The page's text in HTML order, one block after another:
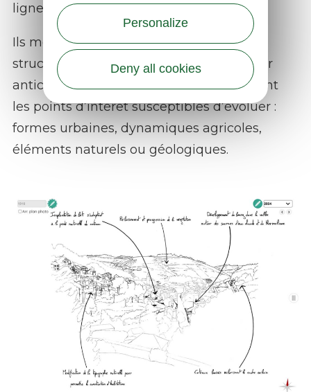
ligne en cliquant sur l’icône « crayon ».
Ils mettent en avant les éléments
structurants du paysage, importants pour
anticiper les évolutions futures, et révèlent
les points d’intérêt susceptibles d’évoluer :
formes urbaines, dynamiques agricoles,
éléments naturels ou géologiques.
Personalize
Deny all cookies